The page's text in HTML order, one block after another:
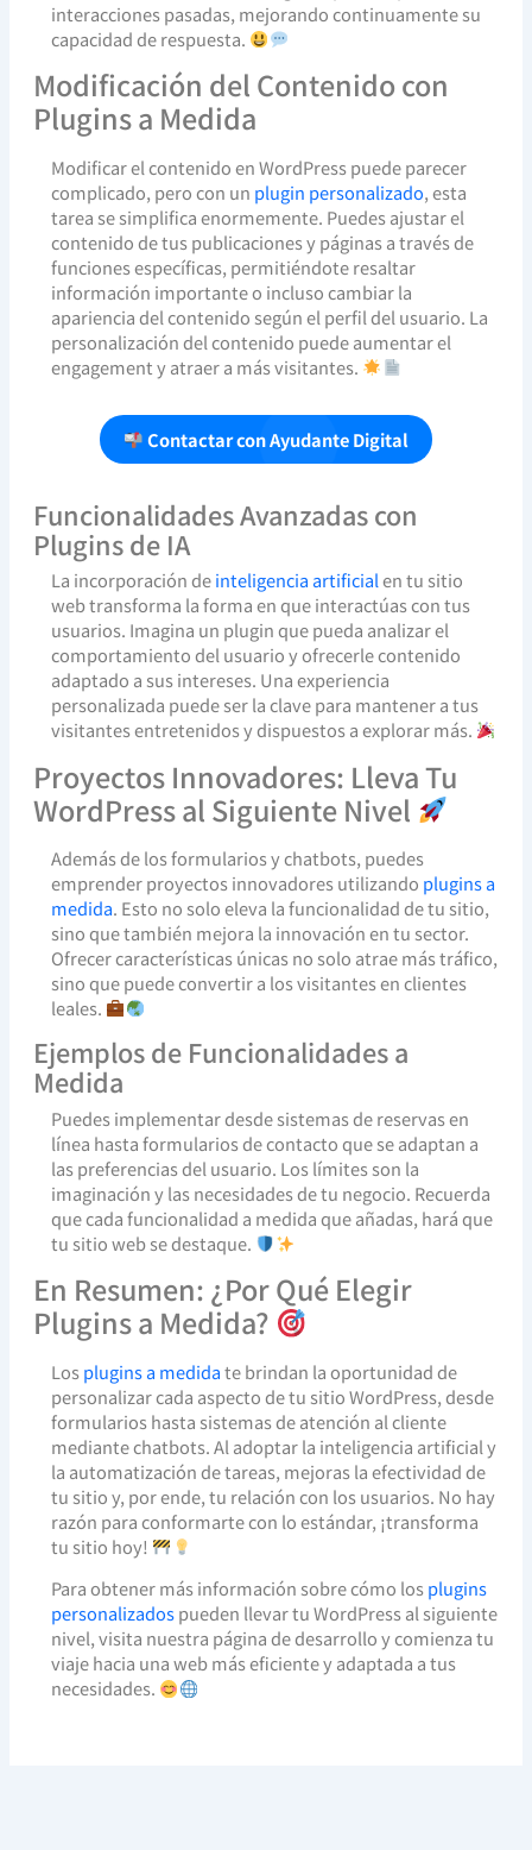
interacciones pasadas, mejorando continuamente su
capacidad de respuesta.
Modificación del Contenido con
Plugins a Medida
Modificar el contenido en WordPress puede parecer
complicado, pero con un plugin personalizado, esta
tarea se simplifica enormemente. Puedes ajustar el
contenido de tus publicaciones y páginas a través de
funciones específicas, permitiéndote resaltar
información importante o incluso cambiar la
apariencia del contenido según el perfil del usuario. La
personalización del contenido puede aumentar el
engagement y atraer a más visitantes.
Contactar con Ayudante Digital
Funcionalidades Avanzadas con
Plugins de IA
La incorporación deinteligencia artificialen tu sitio
web transforma la forma en que interactúas con tus
usuarios. Imagina un plugin que pueda analizar el
comportamiento del usuario y ofrecerle contenido
adaptado a sus intereses. Una experiencia
personalizada puede ser la clave para mantener a tus
visitantes entretenidos y dispuestos a explorar más.
Proyectos Innovadores: Lleva Tu
WordPress al Siguiente Nivel
Además de los formularios y chatbots, puedes
emprender proyectos innovadores utilizando plugins a
medida. Esto no solo eleva la funcionalidad de tu sitio,
sino que también mejora la innovación en tu sector.
Ofrecer características únicas no solo atrae más tráfico,
sino que puede convertir a los visitantes en clientes
leales.
Ejemplos de Funcionalidades a
Medida
Puedes implementar desde sistemas de reservas en
línea hasta formularios de contacto que se adaptan a
las preferencias del usuario. Los límites son la
imaginación y las necesidades de tu negocio. Recuerda
que cada funcionalidad a medida que añadas, hará que
tu sitio web se destaque.
En Resumen: ¿Por Qué Elegir
Plugins a Medida?
Losplugins a medidate brindan la oportunidad de
personalizar cada aspecto de tu sitio WordPress, desde
formularios hasta sistemas de atención al cliente
mediante chatbots. Al adoptar la inteligencia artificial y
la automatización de tareas, mejoras la efectividad de
tu sitio y, por ende, tu relación con los usuarios. No hay
razón para conformarte con lo estándar, ¡transforma
tu sitio hoy!
Para obtener más información sobre cómo losplugins
personalizadospueden llevar tu WordPress al siguiente
nivel, visita nuestra página de desarrollo y comienza tu
viaje hacia una web más eficiente y adaptada a tus
necesidades.